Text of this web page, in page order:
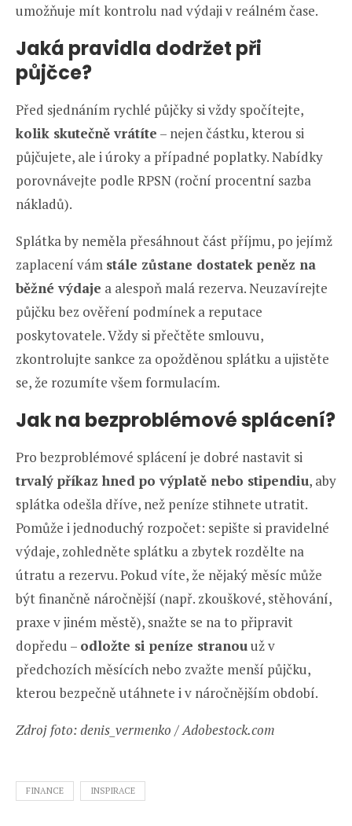
umožňuje mít kontrolu nad výdaji v reálném čase.
Jaká pravidla dodržet při
půjčce?
Před sjednáním rychlé půjčky si vždy spočítejte,
kolik skutečně vrátíte – nejen částku, kterou si
půjčujete, ale i úroky a případné poplatky. Nabídky
porovnávejte podle RPSN (roční procentní sazba
nákladů).
Splátka by neměla přesáhnout část příjmu, po jejímž
zaplacení vám stále zůstane dostatek peněz na
běžné výdaje a alespoň malá rezerva. Neuzavírejte
půjčku bez ověření podmínek a reputace
poskytovatele. Vždy si přečtěte smlouvu,
zkontrolujte sankce za opožděnou splátku a ujistěte
se, že rozumíte všem formulacím.
Jak na bezproblémové splácení?
Pro bezproblémové splácení je dobré nastavit si
trvalý příkaz hned po výplatě nebo stipendiu, aby
splátka odešla dříve, než peníze stihnete utratit.
Pomůže i jednoduchý rozpočet: sepište si pravidelné
výdaje, zohledněte splátku a zbytek rozdělte na
útratu a rezervu. Pokud víte, že nějaký měsíc může
být finančně náročnější (např. zkouškové, stěhování,
praxe v jiném městě), snažte se na to připravit
dopředu – odložte si peníze stranouuž v
předchozích měsících nebo zvažte menší půjčku,
kterou bezpečně utáhnete i v náročnějším období.
Zdroj foto: denis_vermenko / Adobestock.com
FINANCE INSPIRACE